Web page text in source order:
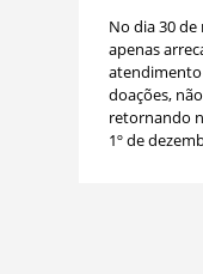
No dia 30
apenas
doações,
retornando
1º de